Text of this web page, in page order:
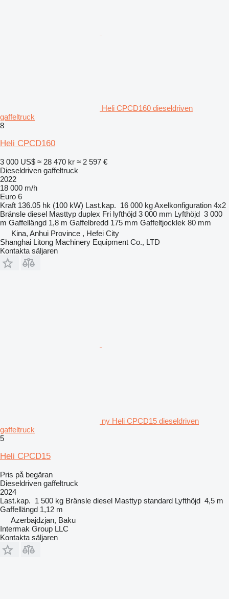
Heli CPCD160 dieseldriven
gaffeltruck
8
Heli CPCD160
3 000 US$ ≈ 28 470 kr ≈ 2 597 €
Dieseldriven gaffeltruck
2022
18 000 m/h
Euro 6
Kraft 136.05 hk (100 kW) Last.kap. 16 000 kgAxelkonfiguration 4x2
Bränsle diesel Masttyp duplex Fri lyfthöjd 3 000 mm Lyfthöjd 3 000
m Gaffellängd 1,8 m Gaffelbredd 175 mm Gaffeltjocklek 80 mm
Kina, Anhui Province , Hefei City
Shanghai Litong Machinery Equipment Co., LTD
Kontakta säljaren
ny Heli CPCD15 dieseldriven
gaffeltruck
5
Heli CPCD15
Pris på begäran
Dieseldriven gaffeltruck
2024
Last.kap. 1 500 kg Bränsle diesel Masttyp standard Lyfthöjd 4,5 m
Gaffellängd 1,12 m
Azerbajdzjan, Baku
Intermak Group LLC
Kontakta säljaren